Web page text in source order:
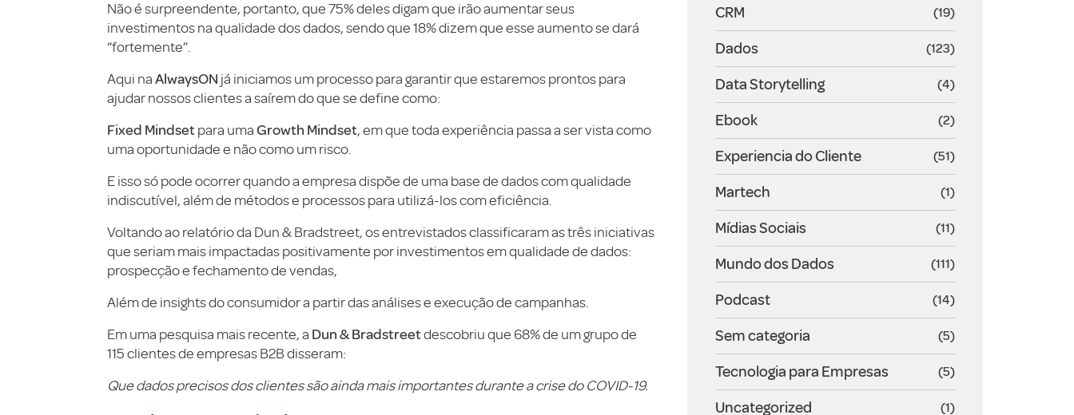
Não é surpreendente, portanto, que 75% deles digam que irão aumentar seus
investimentos na qualidade dos dados, sendo que 18% dizem que esse aumento se dará
“fortemente”.
Aqui na AlwaysON já iniciamos um processo para garantir que estaremos prontos para
ajudar nossos clientes a saírem do que se define como:
Fixed Mindset para uma Growth Mindset, em que toda experiência passa a ser vista como
uma oportunidade e não como um risco.
E isso só pode ocorrer quando a empresa dispõe de uma base de dados com qualidade
indiscutível, além de métodos e processos para utilizá-los com eficiência.
Voltando ao relatório da Dun & Bradstreet, os entrevistados classificaram as três iniciativas
que seriam mais impactadas positivamente por investimentos em qualidade de dados:
prospecção e fechamento de vendas,
Além de insights do consumidor a partir das análises e execução de campanhas.
Em uma pesquisa mais recente, a Dun & Bradstreetdescobriu que 68% de um grupo de
115 clientes de empresas B2B disseram:
Que dados precisos dos clientes são ainda mais importantes durante a crise do COVID-19.
CRM (19)
Dados (123)
Data Storytelling (4)
Ebook (2)
Experiencia do Cliente (51)
Martech (1)
Mídias Sociais (11)
Mundo dos Dados (111)
Podcast (14)
Sem categoria (5)
Tecnologia para Empresas (5)
Uncategorized (1)